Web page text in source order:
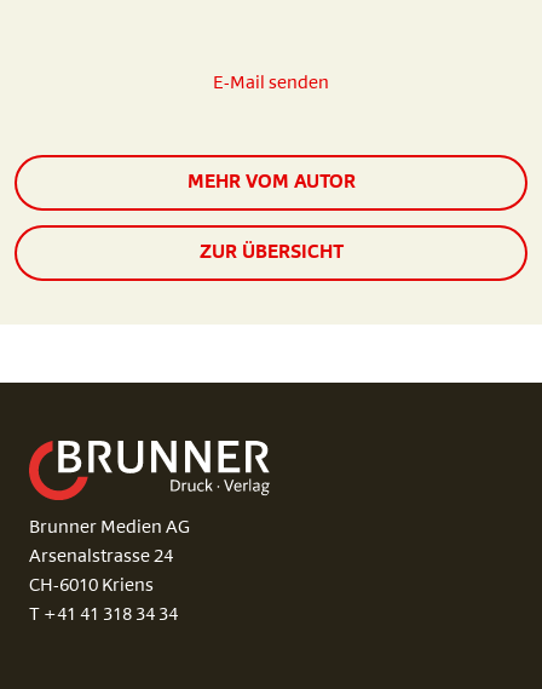
E-Mail senden
MEHR VOM AUTOR
ZUR ÜBERSICHT
Brunner Medien AG
Arsenalstrasse 24
CH-6010 Kriens
T +41 41 318 34 34